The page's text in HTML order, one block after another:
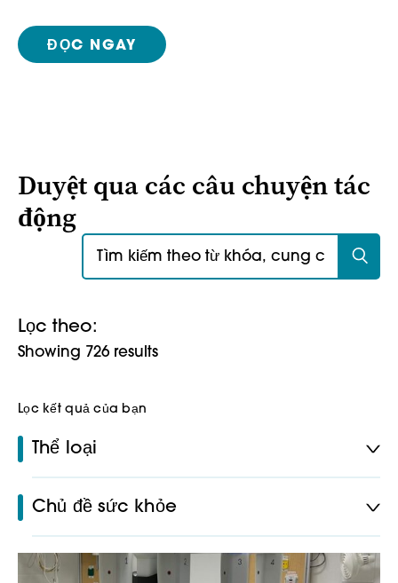
ĐỌC NGAY
Duyệt qua các câu chuyện tác
động
Tìm kiếm:
Lọc theo:
Showing 726 results
Lọc kết quả của bạn
Thể loại
Chủ đề sức khỏe